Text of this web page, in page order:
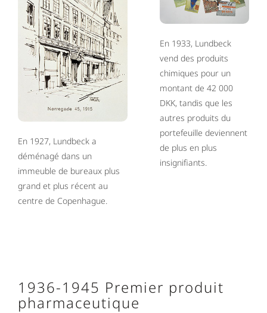
En 1927, Lundbeck a
déménagé dans un
immeuble de bureaux plus
grand et plus récent au
centre de Copenhague.
En 1933, Lundbeck
vend des produits
chimiques pour un
montant de 42 000
DKK, tandis que les
autres produits du
portefeuille deviennent
de plus en plus
insignifiants.
1936-1945 Premier produit
pharmaceutique